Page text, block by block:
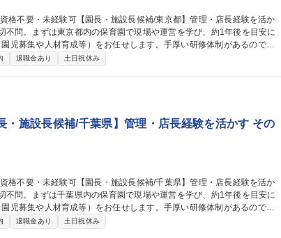
児募集や人材育成等）をお任せします。手厚い研修体制があるので安
集いたします。 募集職種 保育資格不要・未経験可
験を活かす
退職金あり 土日祝休み
・施設長候補/千葉県】管理・店長経験を活かす その
児募集や人材育成等）をお任せします。手厚い研修体制があるので安
退職金あり 土日祝休み